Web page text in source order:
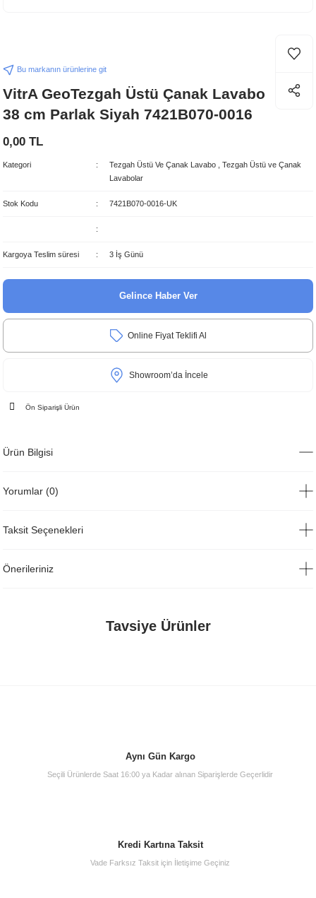
Bu markanın ürünlerine git
VitrA GeoTezgah Üstü Çanak Lavabo
38 cm Parlak Siyah 7421B070-0016
0,00 TL
Kategori Tezgah Üstü Ve Çanak Lavabo
Tezgah Üstü ve Çanak
Lavabolar
Stok Kodu 7421B070-0016-UK
Kargoya Teslim süresi 3 İş Günü
Gelince Haber Ver
Online Fiyat Teklifi Al
Showroom’da İncele
Ön Siparişli Ürün
Ürün Bilgisi
Yorumlar (0)
Taksit Seçenekleri
Önerileriniz
Tavsiye Ürünler
Aynı Gün Kargo
Seçili Ürünlerde Saat 16:00 ya Kadar alınan Siparişlerde Geçerlidir
Kredi Kartına Taksit
Vade Farksız Taksit için İletişime Geçiniz